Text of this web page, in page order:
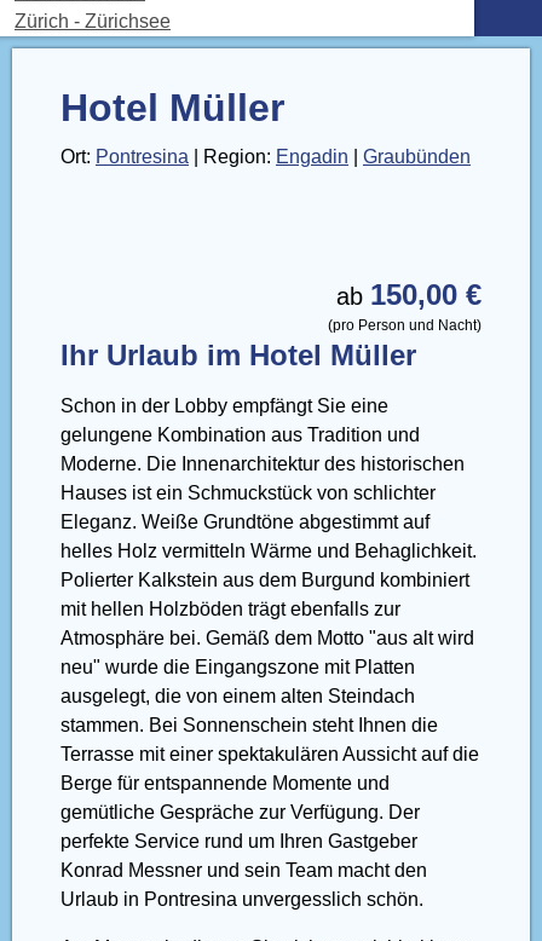
Zürich - Zürichsee
Hotel Müller
Ort: Pontresina | Region: Engadin Graubünden
ab 150,00 €
(pro Person und Nacht)
Ihr Urlaub im Hotel Müller
Schon in der Lobby empfängt Sie eine
gelungene Kombination aus Tradition und
Moderne. Die Innenarchitektur des historischen
Hauses ist ein Schmuckstück von schlichter
Eleganz. Weiße Grundtöne abgestimmt auf
helles Holz vermitteln Wärme und Behaglichkeit.
Polierter Kalkstein aus dem Burgund kombiniert
mit hellen Holzböden trägt ebenfalls zur
Atmosphäre bei. Gemäß dem Motto "aus alt wird
neu" wurde die Eingangszone mit Platten
ausgelegt, die von einem alten Steindach
stammen. Bei Sonnenschein steht Ihnen die
Terrasse mit einer spektakulären Aussicht auf die
Berge für entspannende Momente und
gemütliche Gespräche zur Verfügung. Der
perfekte Service rund um Ihren Gastgeber
Konrad Messner und sein Team macht den
Urlaub in Pontresina unvergesslich schön.